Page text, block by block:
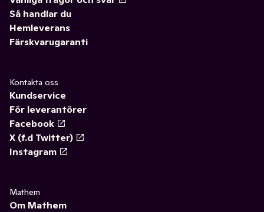
Så handlar du
Hemleverans
Färskvarugaranti
Kontakta oss
Kundservice
För leverantörer
Facebook
X (f.d Twitter)
Instagram
Mathem
Om Mathem